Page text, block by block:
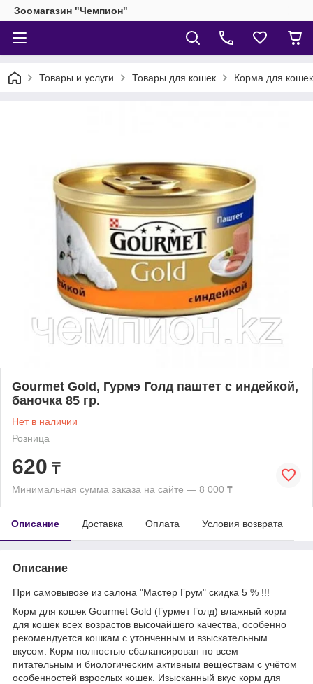
Зоомагазин "Чемпион"
Товары и услуги Товары для кошек Корма для кошек
Gourmet Gold, Гурмэ Голд паштет с индейкой,
баночка 85 гр.
Нет в наличии
Розница
620 ₸
Минимальная сумма заказа на сайте — 8 000 ₸
Описание Доставка Оплата Условия возврата
Описание
При самовывозе из салона "Мастер Грум" скидка 5 % !!!
Корм для кошек Gourmet Gold (Гурмет Голд) влажный корм
для кошек всех возрастов высочайшего качества, особенно
рекомендуется кошкам с утонченным и взыскательным
вкусом. Корм полностью сбалансирован по всем
питательным и биологическим активным веществам с учётом
особенностей взрослых кошек. Изысканный вкус корм для